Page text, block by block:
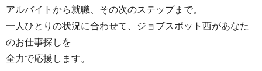
アルバイトから就職、その次のステップまで。
一人ひとりの状況に合わせて、ジョブスポット西があなた
のお仕事探しを
全力で応援します。